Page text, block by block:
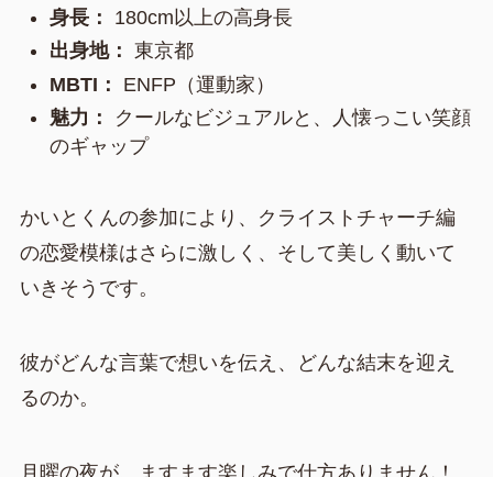
身長：
180cm以上の高身長
出身地： 東京都
MBTI：
ENFP（運動家）
魅力：
クールなビジュアルと、人懐っこい笑顔
のギャップ
かいとくんの参加により、クライストチャーチ編
の恋愛模様はさらに激しく、そして美しく動いて
いきそうです。
彼がどんな言葉で想いを伝え、どんな結末を迎え
るのか。
月曜の夜が、ますます楽しみで仕方ありません！